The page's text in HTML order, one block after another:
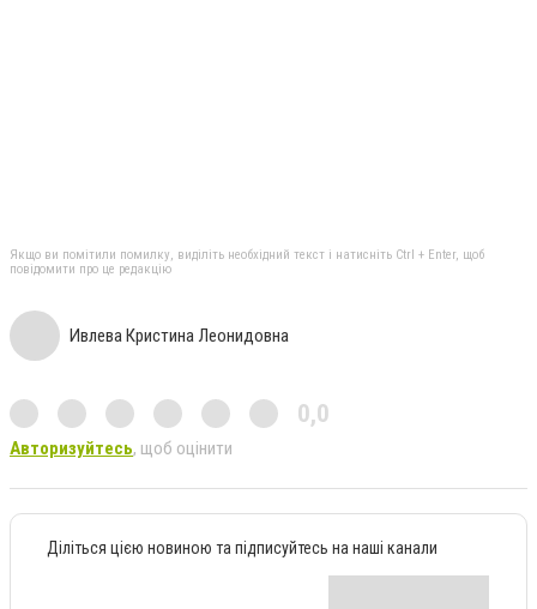
Якщо ви помітили помилку, виділіть необхідний текст і натисніть Ctrl + Enter, щоб
повідомити про це редакцію
Ивлева Кристина Леонидовна
0,0
Авторизуйтесь, щоб оцінити
Діліться цією новиною та підписуйтесь на наші канали